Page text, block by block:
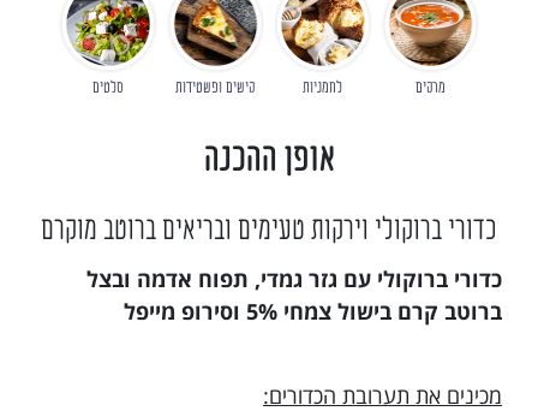
מרקים לחמניות קישים ופשטידות סלטים
אופן ההכנה
כדורי ברוקולי וירקות טעימים ובריאים ברוטב מוקרם
כדורי ברוקולי עם גזר גמדי, תפוח אדמה ובצל
ברוטב קרם בישול צמחי 5% וסירופ מייפל
מכינים את תערובת הכדורים: